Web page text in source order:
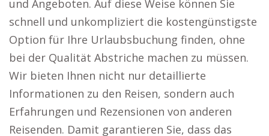
und Angeboten. Auf diese Weise können Sie
schnell und unkompliziert die kostengünstigste
Option für Ihre Urlaubsbuchung finden, ohne
bei der Qualität Abstriche machen zu müssen.
Wir bieten Ihnen nicht nur detaillierte
Informationen zu den Reisen, sondern auch
Erfahrungen und Rezensionen von anderen
Reisenden. Damit garantieren Sie, dass das